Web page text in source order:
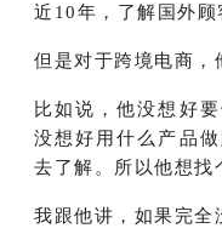
近10年，了解国外顾
但是对于跨境电商，
比如说，他没想好
没想好用什么产品
去了解。所以他想找
我跟他讲，如果完全